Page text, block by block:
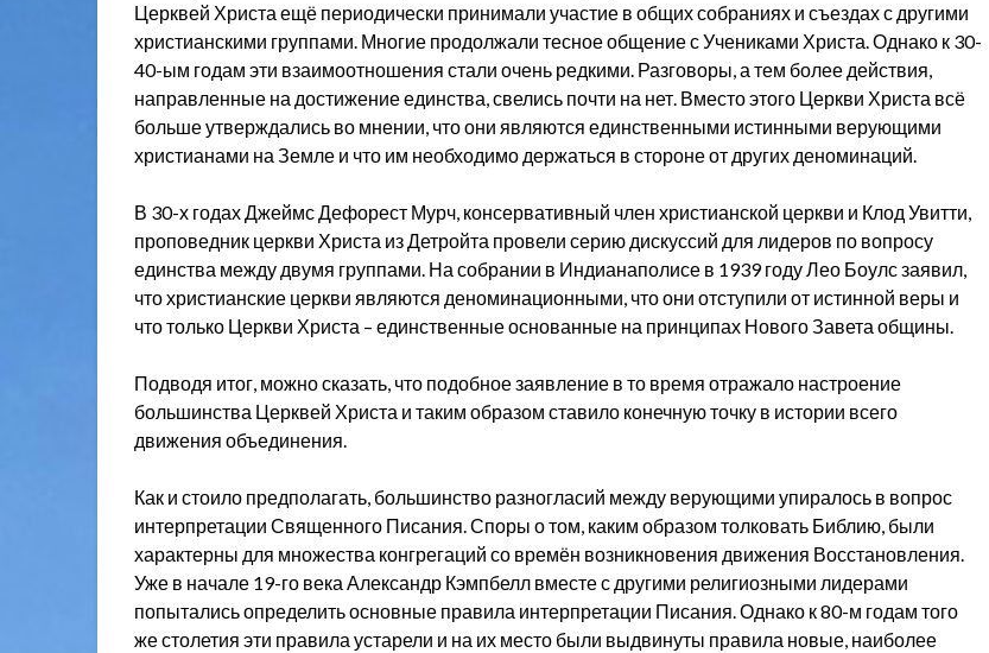
Церквей Христа ещё периодически принимали участие в общих собраниях и съездах с другими
христианскими группами. Многие продолжали тесное общение с Учениками Христа. Однако к 30-
40-ым годам эти взаимоотношения стали очень редкими. Разговоры, а тем более действия,
направленные на достижение единства, свелись почти на нет. Вместо этого Церкви Христа всё
больше утверждались во мнении, что они являются единственными истинными верующими
христианами на Земле и что им необходимо держаться в стороне от других деноминаций.
В 30-х годах Джеймс Дефорест Мурч, консервативный член христианской церкви и Клод Увитти,
проповедник церкви Христа из Детройта провели серию дискуссий для лидеров по вопросу
единства между двумя группами. На собрании в Индианаполисе в 1939 году Лео Боулс заявил,
что христианские церкви являются деноминационными, что они отступили от истинной веры и
что только Церкви Христа – единственные основанные на принципах Нового Завета общины.
Подводя итог, можно сказать, что подобное заявление в то время отражало настроение
большинства Церквей Христа и таким образом ставило конечную точку в истории всего
движения объединения.
Как и стоило предполагать, большинство разногласий между верующими упиралось в вопрос
интерпретации Священного Писания. Споры о том, каким образом толковать Библию, были
характерны для множества конгрегаций со времён возникновения движения Восстановления.
Уже в начале 19-го века Александр Кэмпбелл вместе с другими религиозными лидерами
попытались определить основные правила интерпретации Писания. Однако к 80-м годам того
же столетия эти правила устарели и на их место были выдвинуты правила новые, наиболее